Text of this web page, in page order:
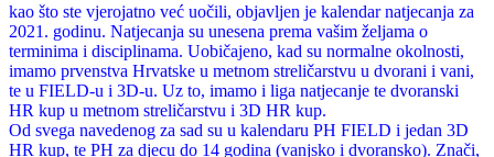
kao što ste vjerojatno već uočili, objavljen je kalendar natjecanja za
2021. godinu. Natjecanja su unesena prema vašim željama o
terminima i disciplinama. Uobičajeno, kad su normalne okolnosti,
imamo prvenstva Hrvatske u metnom streličarstvu u dvorani i vani,
te u FIELD-u i 3D-u. Uz to, imamo i liga natjecanje te dvoranski
HR kup u metnom streličarstvu i 3D HR kup.
Od svega navedenog za sad su u kalendaru PH FIELD i jedan 3D
HR kup, te PH za djecu do 14 godina (vanjsko i dvoransko). Znači,